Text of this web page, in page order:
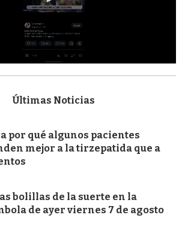
Últimas Noticias
por qué algunos pacientes
mejor a la tirzepatida que a
bolillas de la suerte en la
de ayer viernes 7 de agosto